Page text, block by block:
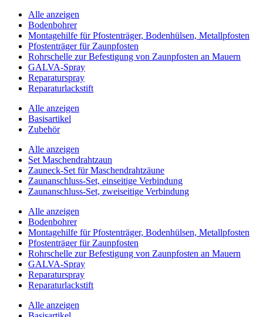
Alle anzeigen
Bodenbohrer
Montagehilfe für Pfostenträger, Bodenhülsen, Metallpfosten
Pfostenträger für Zaunpfosten
Rohrschelle zur Befestigung von Zaunpfosten an Mauern
GALVA-Spray
Reparaturspray
Reparaturlackstift
Alle anzeigen
Basisartikel
Zubehör
Alle anzeigen
Set Maschendrahtzaun
Zauneck-Set für Maschendrahtzäune
Zaunanschluss-Set, einseitige Verbindung
Zaunanschluss-Set, zweiseitige Verbindung
Alle anzeigen
Bodenbohrer
Montagehilfe für Pfostenträger, Bodenhülsen, Metallpfosten
Pfostenträger für Zaunpfosten
Rohrschelle zur Befestigung von Zaunpfosten an Mauern
GALVA-Spray
Reparaturspray
Reparaturlackstift
Alle anzeigen